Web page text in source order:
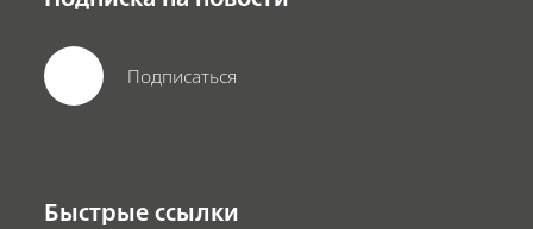
Подписаться
Быстрые ссылки